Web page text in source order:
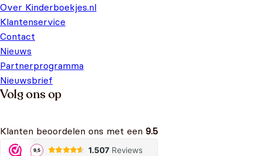
Over Kinderboekjes.nl
Klantenservice
Contact
Nieuws
Partnerprogramma
Nieuwsbrief
Volg ons op
Klanten beoordelen ons met een 9.5